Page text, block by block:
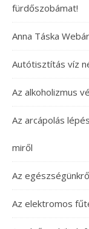
fürdőszobámat!
Anna Táska
Autótisztítás víz
Az alkoholizmus
Az arcápolás
miről
Az
Az elektromos